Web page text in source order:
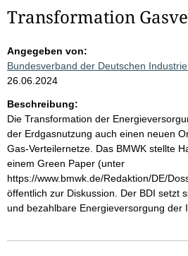
Transformation
Angegeben von:
Bundesverband der Deutschen
26.06.2024
Beschreibung:
Die Transformation der
der Erdgasnutzung auch einen neuen
Gas-Verteilernetze. Das BMWK stellte
einem Green Paper (unter
https://www.bmwk.de/Redaktion/DE/
öffentlich zur Diskussion. Der BDI setzt
und bezahlbare Energieversorgung der